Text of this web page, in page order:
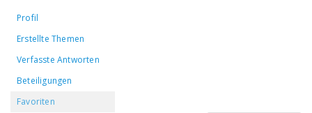
Profil
Erstellte Themen
Verfasste Antworten
Beteiligungen
Favoriten